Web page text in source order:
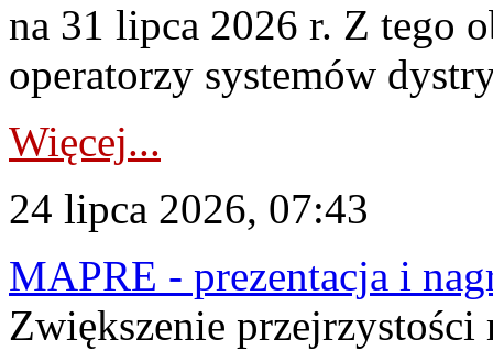
na 31 lipca 2026 r. Z tego
operatorzy systemów
Więcej...
24 lipca 2026, 07:43
MAPRE - prezentacja i
Zwiększenie